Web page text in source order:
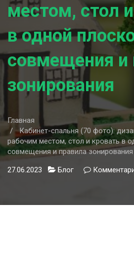
местом, стол
в одной
совмещения и
зонирования
Главная
Кабинет-спальня (70 фото):
рабочим местом, стол и кровать в
совмещения и правила зонирования
27.06.2023 Блог